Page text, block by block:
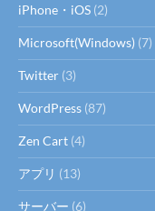
iPhone・iOS (2)
Microsoft(Windows) (7)
Twitter (3)
WordPress (87)
Zen Cart (4)
アプリ (13)
サーバー (6)